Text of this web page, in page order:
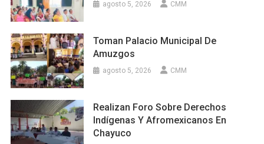
agosto 5, 2026 CMM
Toman Palacio Municipal De
Amuzgos
agosto 5, 2026 CMM
Realizan Foro Sobre Derechos
Indígenas Y Afromexicanos En
Chayuco